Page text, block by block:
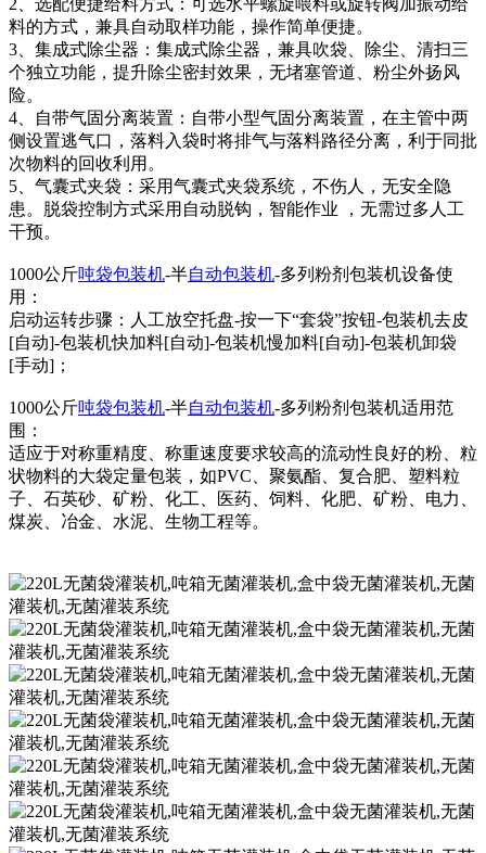
料的方式，兼具自动取样功能，操作简单便捷。
3、集成式除尘器：集成式除尘器，兼具吹袋、除尘、清扫三
个独立功能，提升除尘密封效果，无堵塞管道、粉尘外扬风
险。
4、自带气固分离装置：自带小型气固分离装置，在主管中两
侧设置逃气口，落料入袋时将排气与落料路径分离，利于同批
次物料的回收利用。
5、气囊式夹袋：采用气囊式夹袋系统，不伤人，无安全隐
患。脱袋控制方式采用自动脱钩，智能作业 ，无需过多人工
干预。
1000公斤吨袋包装机-半自动包装机-多列粉剂包装机设备使
用：
启动运转步骤：人工放空托盘-按一下“套袋”按钮-包装机去皮
[自动]-包装机快加料[自动]-包装机慢加料[自动]-包装机卸袋
[手动]；
1000公斤吨袋包装机-半自动包装机-多列粉剂包装机适用范
围：
适应于对称重精度、称重速度要求较高的流动性良好的粉、粒
状物料的大袋定量包装，如PVC、聚氨酯、复合肥、塑料粒
子、石英砂、矿粉、化工、医药、饲料、化肥、矿粉、电力、
煤炭、冶金、水泥、生物工程等。